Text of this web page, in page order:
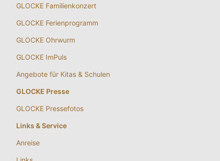
GLOCKE Familienkonzert
GLOCKE Ferienprogramm
GLOCKE Ohrwurm
GLOCKE ImPuls
Angebote für Kitas & Schulen
GLOCKE Presse
GLOCKE Pressefotos
Links & Service
Anreise